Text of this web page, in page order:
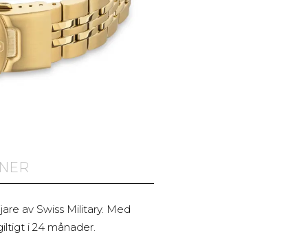
av Swiss Military. Med
i 24 månader.